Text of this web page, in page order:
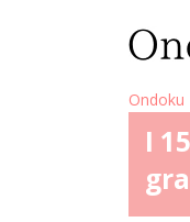
Ondoku
I